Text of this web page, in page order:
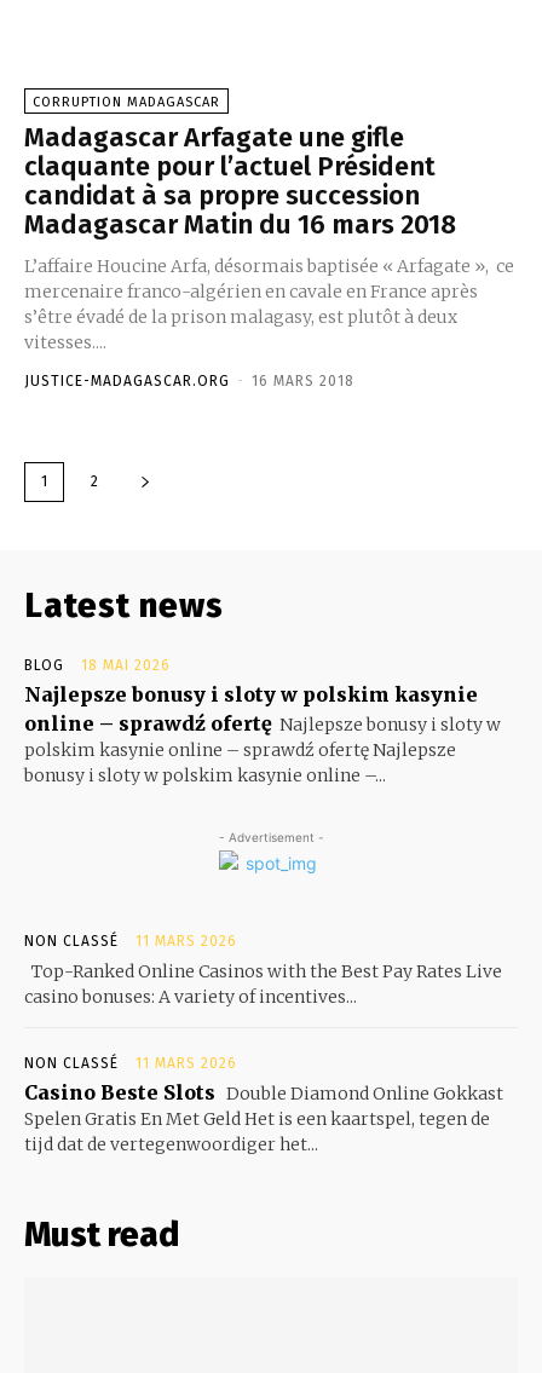
CORRUPTION MADAGASCAR
Madagascar Arfagate une gifle
claquante pour l’actuel Président
candidat à sa propre succession
Madagascar Matin du 16 mars 2018
L’affaire Houcine Arfa, désormais baptisée « Arfagate », ce
mercenaire franco-algérien en cavale en France après
s’être évadé de la prison malagasy, est plutôt à deux
vitesses....
JUSTICE-MADAGASCAR.ORG - 16 MARS 2018
1 2
Latest news
BLOG 18 MAI 2026
Najlepsze bonusy i sloty w polskim kasynie
online – sprawdź ofertę Najlepsze bonusy i sloty w
polskim kasynie online – sprawdź ofertę Najlepsze
bonusy i sloty w polskim kasynie online –...
- Advertisement -
NON CLASSÉ 11 MARS 2026
Top-Ranked Online Casinos with the Best Pay Rates Live
casino bonuses: A variety of incentives...
NON CLASSÉ 11 MARS 2026
Casino Beste Slots Double Diamond Online Gokkast
Spelen Gratis En Met Geld Het is een kaartspel, tegen de
tijd dat de vertegenwoordiger het...
Must read